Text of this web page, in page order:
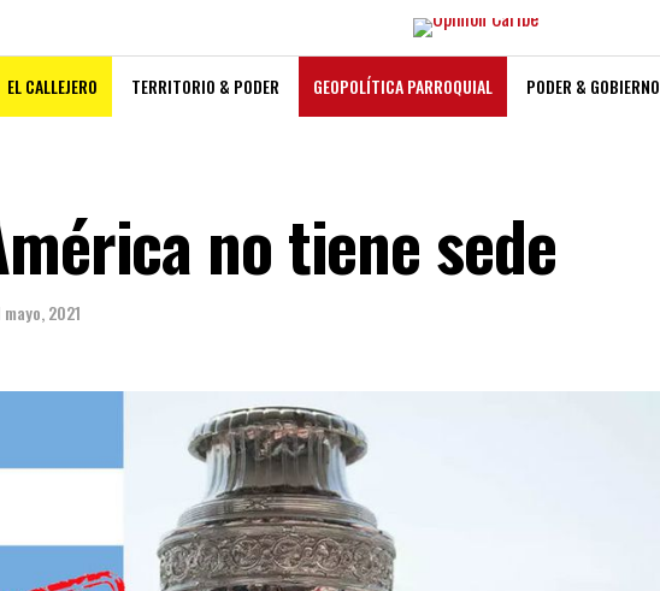
EL CALLEJERO TERRITORIO & PODER GEOPOLÍTICA PARROQUIAL PODER & GOBIERNO
no tiene sede
mayo, 2021